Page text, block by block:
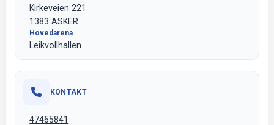
Kirkeveien 221
1383 ASKER
Hovedarena
Leikvollhallen
KONTAKT
47465841